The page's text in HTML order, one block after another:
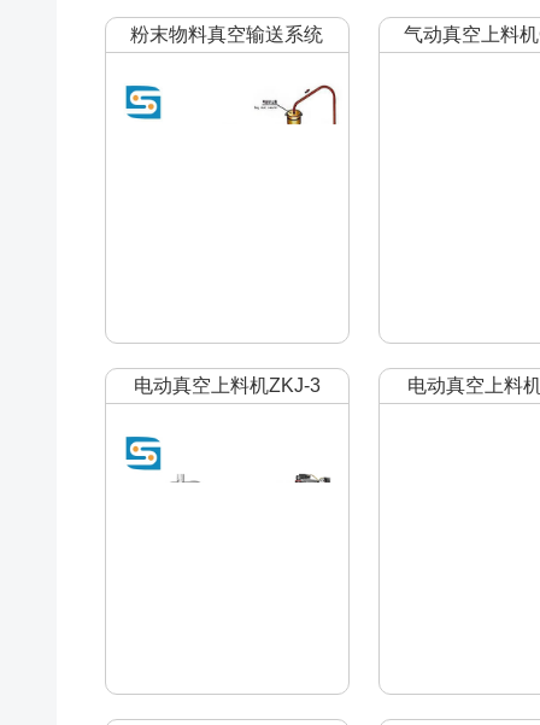
粉末物料真空输送系统 气动真空上料
电动真空上料机ZKJ-3 电动真空上料